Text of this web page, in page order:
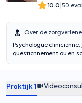
10.0|50
Over de
Psychologue
questionnement ou en
Praktijk 1